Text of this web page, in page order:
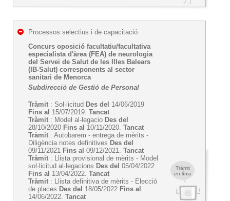
Tràmit
en línia
Processos selectius i de capacitació
Concurs oposició facultatiu/facultativa
especialista d'àrea (FEA) de neurologia
del Servei de Salut de les Illes Balears
(IB-Salut) corresponents al sector
sanitari de Menorca
Subdirecció de Gestió de Personal
Tràmit : Sol·licitud Des del 14/06/2019
Fins al 15/07/2019. Tancat
Tràmit : Model al-legacio Des del
28/10/2020 Fins al 10/11/2020. Tancat
Tràmit : Autobarem - entrega de mèrits -
Diligència notes definitives Des del
09/11/2021 Fins al 09/12/2021. Tancat
Tràmit : Llista provisional de mèrits - Model
sol·licitud al·legacions Des del 05/04/2022
Fins al 13/04/2022. Tancat
Tràmit : Llista definitiva de mèrits - Elecció
de places Des del 18/05/2022 Fins al
14/06/2022. Tancat